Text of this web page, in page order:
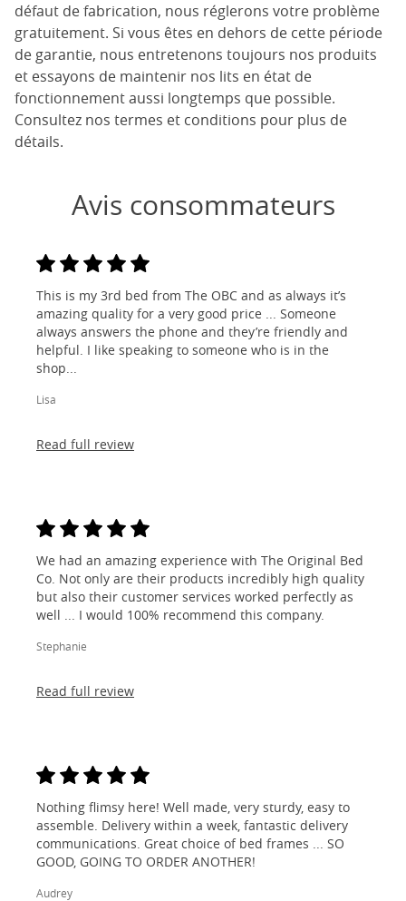
défaut de fabrication, nous réglerons votre problème
gratuitement. Si vous êtes en dehors de cette période
de garantie, nous entretenons toujours nos produits
et essayons de maintenir nos lits en état de
fonctionnement aussi longtemps que possible.
Consultez nos termes et conditions pour plus de
détails.
Avis consommateurs
This is my 3rd bed from The OBC and as always it’s
amazing quality for a very good price ... Someone
always answers the phone and they’re friendly and
helpful. I like speaking to someone who is in the
shop...
Lisa
Read full review
We had an amazing experience with The Original Bed
Co. Not only are their products incredibly high quality
but also their customer services worked perfectly as
well ... I would 100% recommend this company.
Stephanie
Read full review
Nothing flimsy here! Well made, very sturdy, easy to
assemble. Delivery within a week, fantastic delivery
communications. Great choice of bed frames ... SO
GOOD, GOING TO ORDER ANOTHER!
Audrey